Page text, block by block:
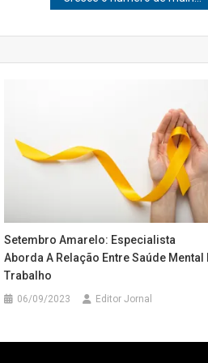
Setembro Amarelo: Especialista
Aborda A Relação Entre Saúde Mental
Trabalho
06/09/2023 Editor Jornal